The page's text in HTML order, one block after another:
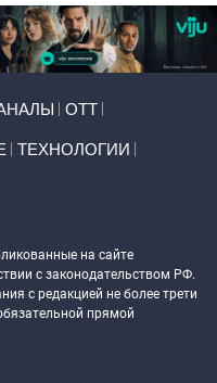
ОТТ
ТЕХНОЛОГИИ
на сайте
с законодательством РФ.
с редакцией не более трети
прямой